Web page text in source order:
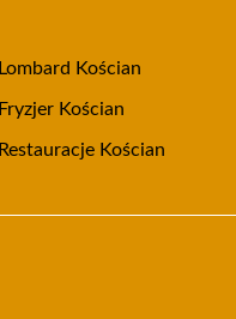
Lombard Kościan
Fryzjer Kościan
Restauracje Kościan